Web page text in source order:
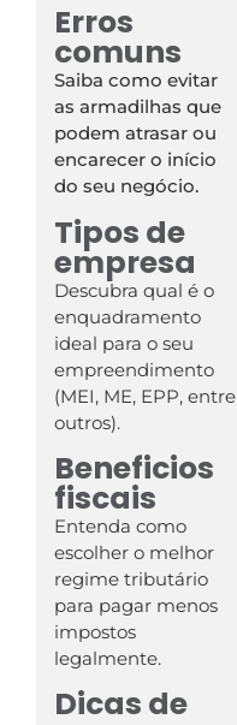
Erros
comuns
Saiba como evitar
as armadilhas que
podem atrasar ou
encarecer o início
do seu negócio.
Tipos de
empresa
Descubra qual é o
enquadramento
ideal para o seu
empreendimento
(MEI, ME, EPP, entre
outros).
Beneficios
fiscais
Entenda como
escolher o melhor
regime tributário
para pagar menos
impostos
legalmente.
Dicas de